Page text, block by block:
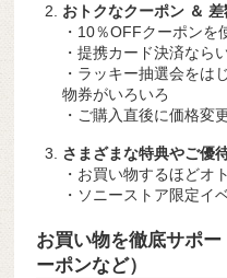
おトクなクーポン ＆
・10％OFFクーポンを
・提携カード決済なら
・ラッキー抽選会をは
物券がいろいろ
・ご購入直後に価格変
さまざまな特典やご優
・お買い物するほどオ
・ソニーストア限定イ
お買い物を徹底サポ
ーポンなど）